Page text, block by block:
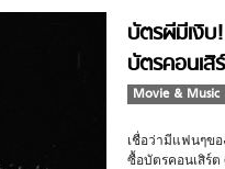
บัตรผีมีเงิ
บัตรคอนเสิ
Movie & Music
เชื่อว่ามีแฟนๆข
ซื้อบัตรคอนเสิร์